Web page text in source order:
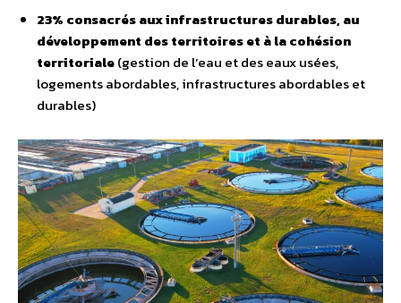
23% consacrés aux infrastructures durables, au
développement des territoires et à la cohésion
territoriale(gestion de l’eau et des eaux usées,
logements abordables, infrastructures abordables et
durables)